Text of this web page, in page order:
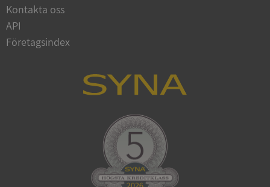
Kontakta oss
API
Företagsindex__RequestVerificationToken